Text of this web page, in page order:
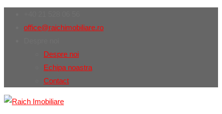
office@raichimobiliare.ro
Despre noi
Echipa noastra
Contact